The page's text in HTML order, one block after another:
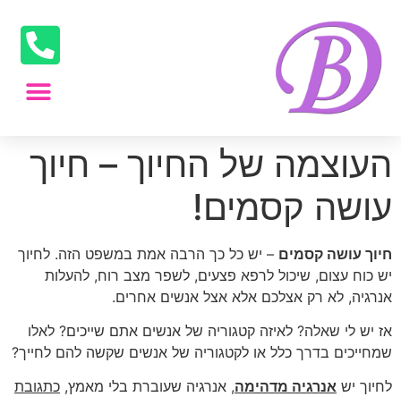
העוצמה של החיוך – חיוך
עושה קסמים!
חיוך עושה קסמים – יש כל כך הרבה אמת במשפט הזה. לחיוך
יש כוח עצום, שיכול לרפא פצעים, לשפר מצב רוח, להעלות
אנרגיה, לא רק אצלכם אלא אצל אנשים אחרים.
אז יש לי שאלה? לאיזה קטגוריה של אנשים אתם שייכים? לאלו
שמחייכים בדרך כלל או לקטגוריה של אנשים שקשה להם לחייך?
לחיוך יש אנרגיה מדהימה, אנרגיה שעוברת בלי מאמץ, כתגובת